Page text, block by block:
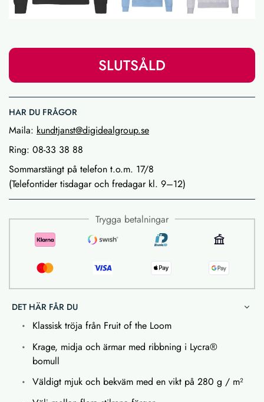
SLUTSÅLD
HAR DU FRÅGOR
Maila: kundtjanst@digidealgroup.se
Ring: 08-33 38 88
Sommarstängt på telefon t.o.m. 17/8
(Telefontider tisdagar och fredagar kl. 9–12)
Trygga betalningar
DET HÄR FÅR DU
Klassisk tröja från Fruit of the Loom
Krage, midja och ärmar med ribbning i Lycra®
bomull
Väldigt mjuk och bekväm med en vikt på 280 g / m²